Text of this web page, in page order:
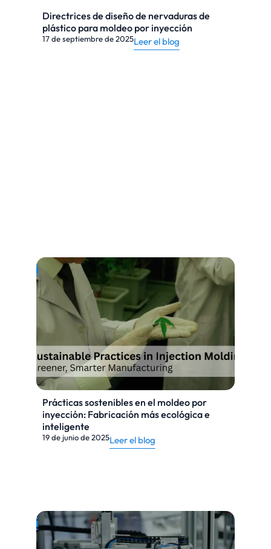
Directrices de diseño de nervaduras de
plástico para moldeo por inyección
17 de septiembre de 2025Leer el blog
Prácticas sostenibles en el moldeo por
inyección: Fabricación más ecológica e
inteligente
19 de junio de 2025Leer el blog